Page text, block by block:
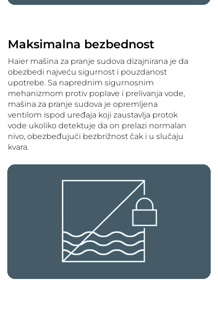
Maksimalna bezbednost
Haier mašina za pranje sudova dizajnirana je da
obezbedi najveću sigurnost i pouzdanost
upotrebe. Sa naprednim sigurnosnim
mehanizmom protiv poplave i prelivanja vode,
mašina za pranje sudova je opremljena
ventilom ispod uređaja koji zaustavlja protok
vode ukoliko detektuje da on prelazi normalan
nivo, obezbeđujući bezbrižnost čak i u slučaju
kvara.